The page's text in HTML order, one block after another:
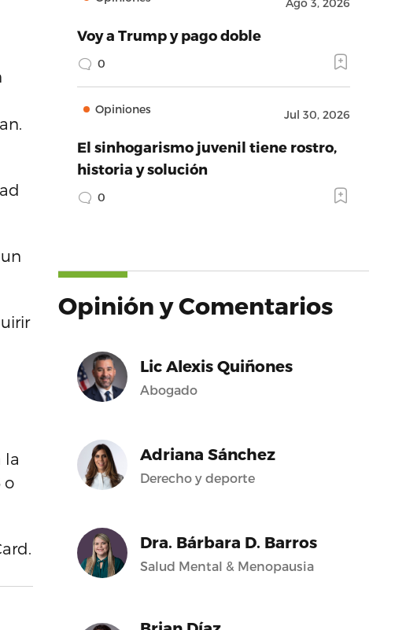
la
o
Ago 3, 2026
Voy a Trump y pago doble
0
Opiniones Jul 30, 2026
El sinhogarismo juvenil tiene rostro,
historia y solución
0
Opinión y Comentarios
Lic Alexis Quiñones
Abogado
Adriana Sánchez
Derecho y deporte
Dra. Bárbara D. Barros
Salud Mental & Menopausia